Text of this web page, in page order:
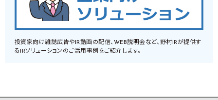
投資家向け雑誌広告やIR動画の配信、WEB説明会など、野村IRが提供す
るIRソリューションのご活用事例をご紹介します。